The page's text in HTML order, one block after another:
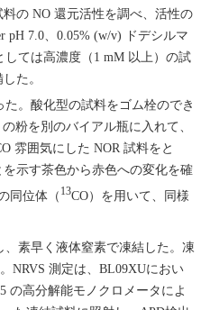
の NO 還元活性を調べ、活性の
pH 7.0、0.05% (w/v) ドデシルマ
ては高濃度（1 mM 以上）の試
た。
。酸化型の試料をゴム栓のでき
粉を別のバイアル瓶に入れて、
雰囲気にした NOR 試料をと
示す茶色から赤色への変化を確
同位体（ 13CO）を用いて、同様
素早く液体窒素で凍結した。凍
NRVS 測定は、BL09XUにおい
の高分解能モノクロメータによ